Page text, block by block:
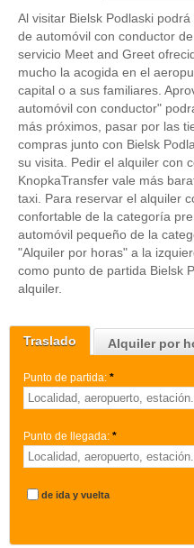
Traslado Alquiler por
Punto de partida: *
Punto de llegada: *
de ida y vuelta
Al visitar Bielsk Podlaski
de automóvil con conductor
servicio Meet and Greet
mucho la acogida en el
capital o a sus familiares.
automóvil con conductor"
más próximos, pasar por las
compras junto con Bielsk
su visita. Pedir el alquiler con
KnopkaTransfer vale más
taxi. Para reservar el alquiler
confortable de la categoría
automóvil pequeño de la
"Alquiler por horas" a la
como punto de partida Bielsk
alquiler.